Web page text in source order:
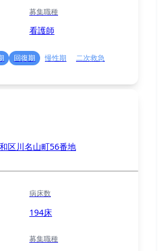
募集職種
看護師
回復期 慢性期
二次救急
区川名山町56番地
病床数
194床
募集職種